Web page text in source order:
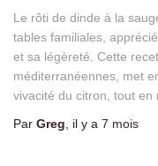
Le rôti de dinde à la
tables familiales,
et sa légèreté. Cette
méditerranéennes, met
vivacité du citron, tout en
Par Greg , il y a 7 mois